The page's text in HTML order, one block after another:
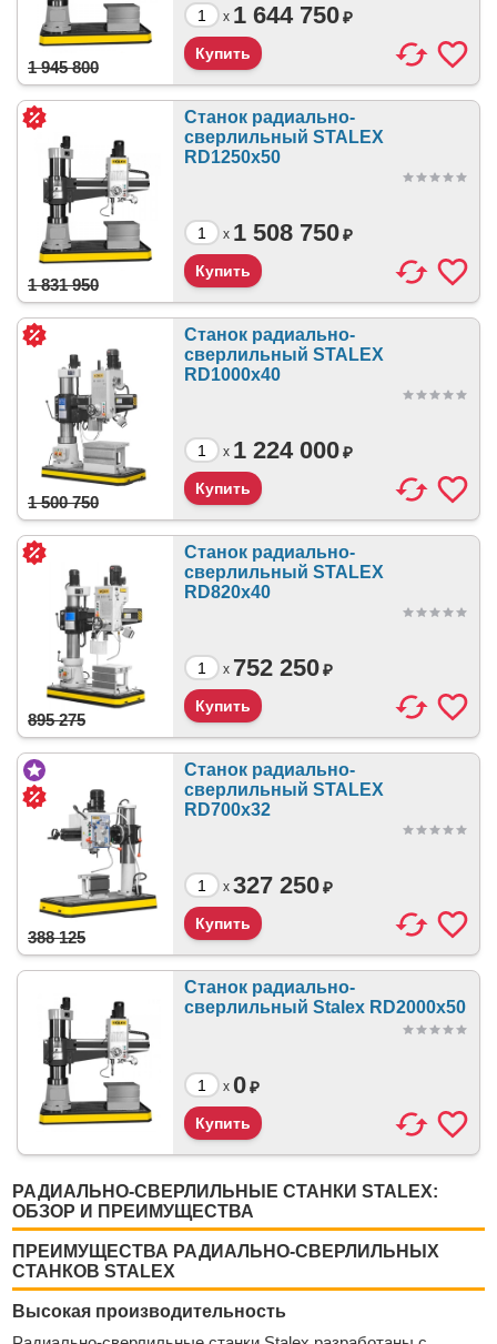
x
1 945 800
1 644 750₽
Станок радиально-
сверлильный STALEX
RD1250x50
x
1 831 950
1 508 750₽
Станок радиально-
сверлильный STALEX
RD1000x40
x
1 500 750
1 224 000₽
Станок радиально-
сверлильный STALEX
RD820x40
x
895 275
752 250₽
Станок радиально-
сверлильный STALEX
RD700x32
x
388 125
327 250₽
Станок радиально-
сверлильный Stalex RD2000x50
x 0₽
РАДИАЛЬНО-СВЕРЛИЛЬНЫЕ СТАНКИ STALEX:
ОБЗОР И ПРЕИМУЩЕСТВА
ПРЕИМУЩЕСТВА РАДИАЛЬНО-СВЕРЛИЛЬНЫХ
СТАНКОВ STALEX
Высокая производительность